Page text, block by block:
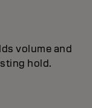
volume and
hold.